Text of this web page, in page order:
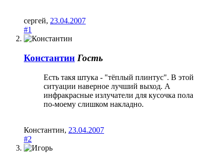
сергей, 23.04.2007
#1
Константин Гость
Есть такя штука - "тёплый плинтус". В этой
ситуации наверное лучший выход. А
инфракрасные излучатели для кусочка пола
по-моему слишком накладно.
Константин, 23.04.2007
#2